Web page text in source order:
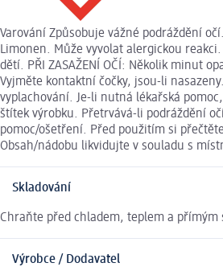
Varování Způsobuje vážné podráždění
Limonen. Může vyvolat alergickou
dětí. PŘI ZASAŽENÍ OČÍ: Několik minut
Vyjměte kontaktní čočky, jsou-li
vyplachování. Je-li nutná lékařská
štítek výrobku. Přetrvává-li podráždění
pomoc/ošetření. Před použitím si
Obsah/nádobu likvidujte v souladu s
Skladování
Chraňte před chladem, teplem a
Výrobce / Dodavatel